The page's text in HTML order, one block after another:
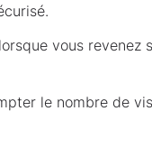
vous
le nombre de